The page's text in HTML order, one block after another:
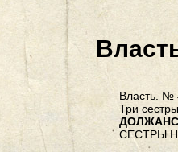
Власть. №
Три
СЕСТРЫ